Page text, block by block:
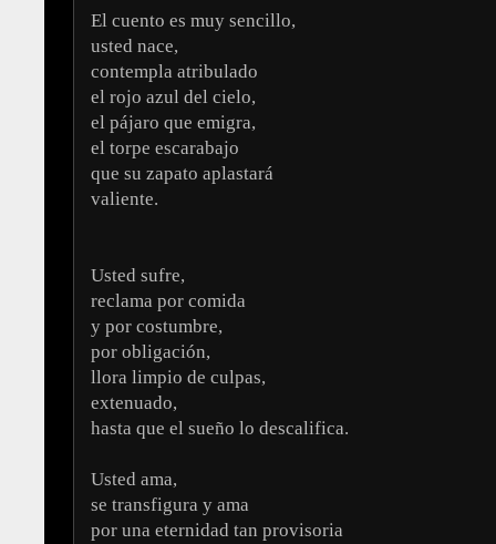
El cuento es muy sencillo,
usted nace,
contempla atribulado
el rojo azul del cielo,
el pájaro que emigra,
el torpe escarabajo
que su zapato aplastará
valiente.
Usted sufre,
reclama por comida
y por costumbre,
por obligación,
llora limpio de culpas,
extenuado,
hasta que el sueño lo descalifica.
Usted ama,
se transfigura y ama
por una eternidad tan provisoria